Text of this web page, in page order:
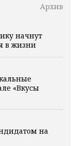
Архив
начнут
в жизни
«Вкусы
на